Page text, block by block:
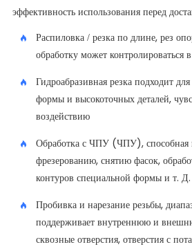
эффективность использования перед
Распиловка / резка по длине, рез
обработку может контролироваться
Гидроабразивная резка подходит
формы и высокоточных деталей,
воздействию
Обработка с ЧПУ (ЧПУ), способная
фрезерованию, снятию фасок,
контуров специальной формы и т. Д.
Пробивка и нарезание резьбы,
поддерживает внутреннюю и
сквозные отверстия, отверстия с